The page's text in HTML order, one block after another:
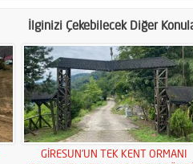
İlginizi Çekebilecek Diğer
GİRESUN’UN TEK KENT ORMANI